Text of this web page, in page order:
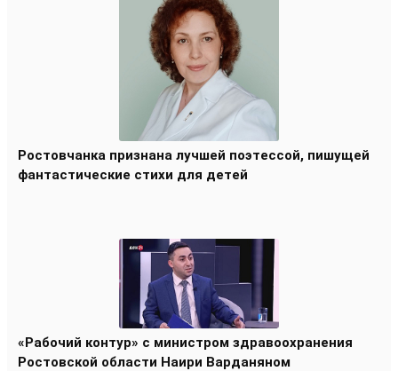
Ростовчанка признана лучшей поэтессой, пишущей
фантастические стихи для детей
«Рабочий контур» с министром здравоохранения
Ростовской области Наири Варданяном